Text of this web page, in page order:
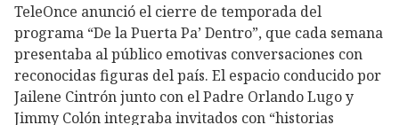
TeleOnce anunció el cierre de temporada del
programa “De la Puerta Pa’ Dentro”, que cada semana
presentaba al público emotivas conversaciones con
reconocidas figuras del país. El espacio conducido por
Jailene Cintrón junto con el Padre Orlando Lugo y
Jimmy Colón integraba invitados con “historias